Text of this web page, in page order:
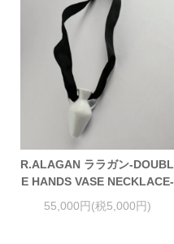
R.ALAGAN ララガン-DOUBL
E HANDS VASE NECKLACE-
55,000円(税5,000円)